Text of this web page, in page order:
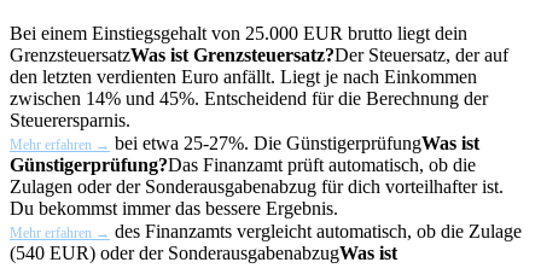
Bei einem Einstiegsgehalt von 25.000 EUR brutto liegt dein
GrenzsteuersatzWas ist Grenzsteuersatz?Der Steuersatz, der auf
den letzten verdienten Euro anfällt. Liegt je nach Einkommen
zwischen 14% und 45%. Entscheidend für die Berechnung der
Steuerersparnis.
Mehr erfahren → bei etwa 25-27%. Die GünstigerprüfungWas ist
Günstigerprüfung?Das Finanzamt prüft automatisch, ob die
Zulagen oder der Sonderausgabenabzug für dich vorteilhafter ist.
Du bekommst immer das bessere Ergebnis.
Mehr erfahren → des Finanzamts vergleicht automatisch, ob die Zulage
(540 EUR) oder der SonderausgabenabzugWas ist